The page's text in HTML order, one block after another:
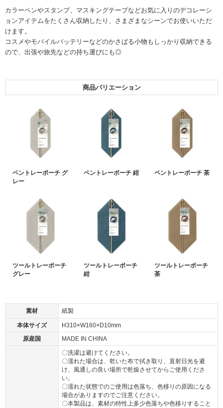
カラーペンやスタンプ、マスキングテープなどお気に入りのデコレーシ
ョンアイテムをたくさん収納したり、さまざまなシーンでお使いいただ
けます。
コスメやモバイルバッテリーなどのかさばる小物もしっかり収納できる
ので、出張や旅先などの持ち運びにも◎
商品バリエーション
ペントレーポーチ グ
レー
ペントレーポーチ 紺 ペントレーポーチ 茶
ツールトレーポーチ
グレー
ツールトレーポーチ
紺
ツールトレーポーチ
茶
素材 紙製
本体サイズ
H310×W160×D10mm
原産国
MADE IN CHINA
〇洗濯は避けてください。
〇濡れた場合は、乾いた布で拭き取り、直射日光を避
け、風通しの良い場所で乾燥させてからご使用くださ
い。
〇濡れた状態でのご使用は色落ち、色移りの原因になる
場合がありますのでご注意ください。
〇本製品は、素材の特性上多少色落ちや色移りすること